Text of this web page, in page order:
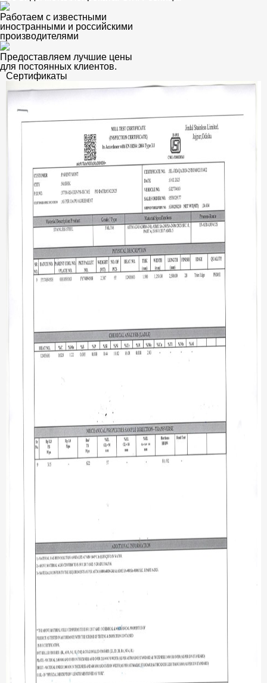
Работаем с известными
иностранными и российскими
производителями
Предоставляем лучшие цены
для постоянных клиентов.
Сертификаты